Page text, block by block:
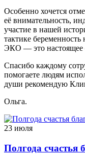
Особенно хочется
её внимательность,
участие в нашей
тактике
ЭКО — это настоящее
Спасибо каждому
помогаете людям
души рекомендую
Ольга.
23 июля
Полгода счастья